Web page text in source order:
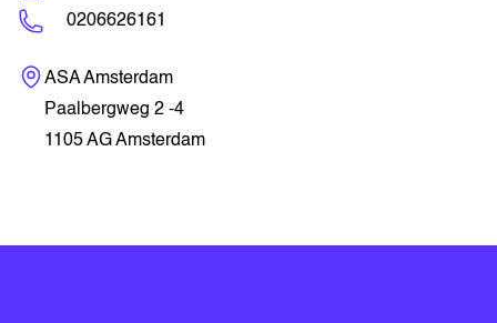
0206626161
Bezoekadres
ASA Amsterdam
Paalbergweg 2 -4
1105 AG Amsterdam